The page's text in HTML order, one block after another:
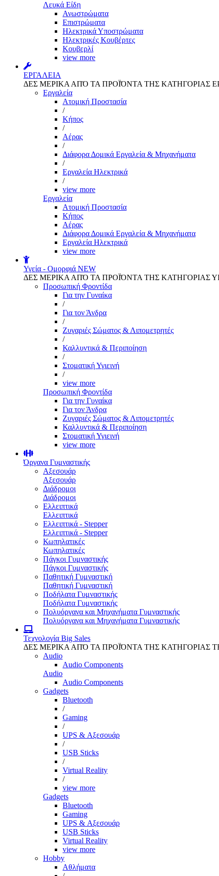
Λευκά Είδη
Ανωστρώματα
Επιστρώματα
Ηλεκτρικά Υποστρώματα
Ηλεκτρικές Κουβέρτες
Κουβερλί
view more
ΕΡΓΑΛΕΙΑ
ΔΕΣ ΜΕΡΙΚΑ ΑΠΌ ΤΑ ΠΡΟΪΌΝΤΑ ΤΗΣ ΚΑΤΗΓΟΡΙΑΣ
Εργαλεία
Aτομική Προστασία
/
Kήπος
/
Αέρας
/
Διάφορα Δομικά Εργαλεία & Μηχανήματα
/
Εργαλεία Ηλεκτρικά
/
view more
Εργαλεία
Aτομική Προστασία
Kήπος
Αέρας
Διάφορα Δομικά Εργαλεία & Μηχανήματα
Εργαλεία Ηλεκτρικά
view more
Υγεία - Ομορφιά NEW
ΔΕΣ ΜΕΡΙΚΑ ΑΠΌ ΤΑ ΠΡΟΪΌΝΤΑ ΤΗΣ ΚΑΤΗΓΟΡΙΑΣ
Προσωπική Φροντίδα
Για την Γυναίκα
/
Για τον Άνδρα
/
Ζυγαριές Σώματος & Λιπομετρητές
/
Καλλυντικά & Περιποίηση
/
Στοματική Υγιεινή
/
view more
Προσωπική Φροντίδα
Για την Γυναίκα
Για τον Άνδρα
Ζυγαριές Σώματος & Λιπομετρητές
Καλλυντικά & Περιποίηση
Στοματική Υγιεινή
view more
Όργανα Γυμναστικής
Αξεσουάρ
Αξεσουάρ
Διάδρομοι
Διάδρομοι
Ελλειπτικά
Ελλειπτικά
Ελλειπτικά - Stepper
Ελλειπτικά - Stepper
Κωπηλατικές
Κωπηλατικές
Πάγκοι Γυμναστικής
Πάγκοι Γυμναστικής
Παθητική Γυμναστική
Παθητική Γυμναστική
Ποδήλατα Γυμναστικής
Ποδήλατα Γυμναστικής
Πολυόργανα και Μηχανήματα Γυμναστικής
Πολυόργανα και Μηχανήματα Γυμναστικής
Τεχνολογία Big Sales
ΔΕΣ ΜΕΡΙΚΑ ΑΠΌ ΤΑ ΠΡΟΪΌΝΤΑ ΤΗΣ ΚΑΤΗΓΟΡΙΑΣ
Audio
Audio Components
Audio
Audio Components
Gadgets
Bluetooth
/
Gaming
/
UPS & Αξεσουάρ
/
USB Sticks
/
Virtual Reality
/
view more
Gadgets
Bluetooth
Gaming
UPS & Αξεσουάρ
USB Sticks
Virtual Reality
view more
Hobby
Αθλήματα